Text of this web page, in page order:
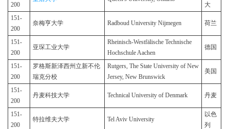
200
大
151-
200
奈梅亨大学 Radboud University Nijmegen 荷兰
151-
200
亚琛工业大学
Rheinisch-Westfälische Technische
Hochschule Aachen
德国
151-
200
罗格斯新泽西州立新不伦
瑞克分校
Rutgers, The State University of New
Jersey, New Brunswick
美国
151-
200
丹麦科技大学 Technical University of Denmark 丹麦
151-
200
特拉维夫大学 Tel Aviv University
以色
列